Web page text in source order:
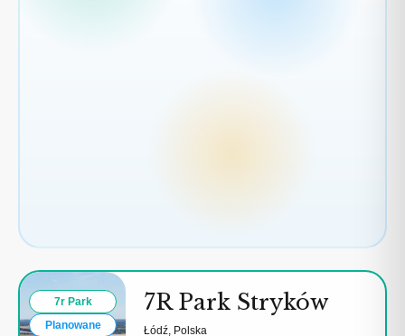
7r Park
Planowane
7R Park Stryków
Łódź, Polska